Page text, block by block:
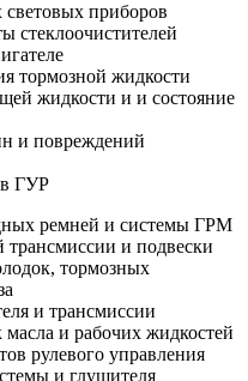
приборов
стеклоочистителей
тормозной жидкости
жидкости и и состояние
и повреждений
в ГУР
ремней и системы ГРМ
трансмиссии и подвески
тормозных
и трансмиссии
масла и рабочих жидкостей
рулевого управления
и глушителя